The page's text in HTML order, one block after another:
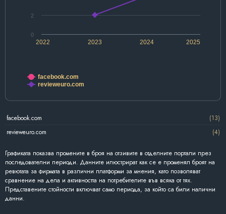
2022 2024
2023 2025
0
2
facebook.com
revieweuro.com
facebook.com
(13)
revieweuro.com
(4)
Графиката показва промените в броя на отзивите в отделните портали през
последователни периоди. Данните илюстрират как се е променял броят на
ревютата за фирмата в различни платформи за мнения, като позволяват
сравнение на дела и активността на потребителите във всяка от тях.
Представените стойности включват само периода, за който са били налични
данни.